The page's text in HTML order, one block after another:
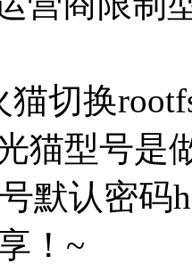
猫切换
猫型号是
默认密码
！~